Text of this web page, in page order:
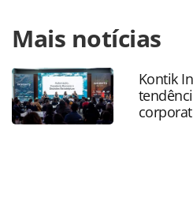
https://www.panrotas.com.br/
gol-e-latam-terao-30-milhoes-
800_201965.html ou as
Todo o conteúdo produzido pela
protegido pela legislação
Não reproduza o conteúdo sem
Mais notícias
Kontik